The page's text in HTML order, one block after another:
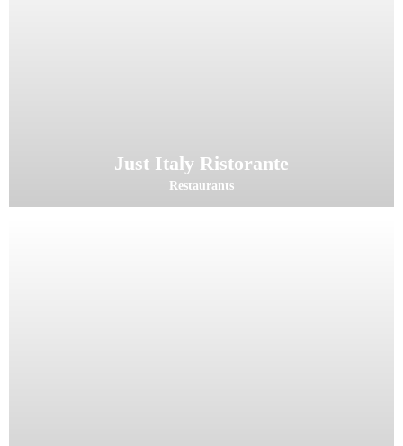
Just Italy Ristorante
Restaurants